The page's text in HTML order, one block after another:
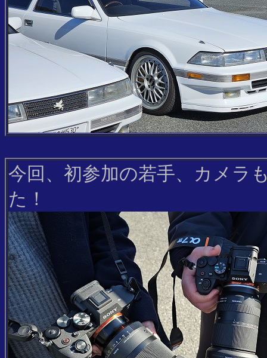
今回、初参加の若手、カメラ
た！